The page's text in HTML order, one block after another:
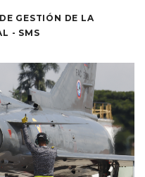
GESTIÓN DE LA
- SMS